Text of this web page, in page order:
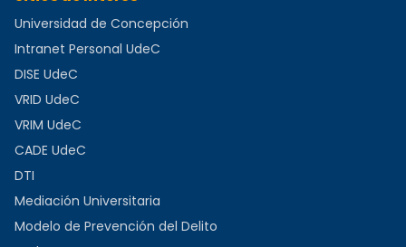
Universidad de Concepción
Intranet Personal UdeC
DISE UdeC
VRID UdeC
VRIM UdeC
CADE UdeC
DTI
Mediación Universitaria
Modelo de Prevención del Delito